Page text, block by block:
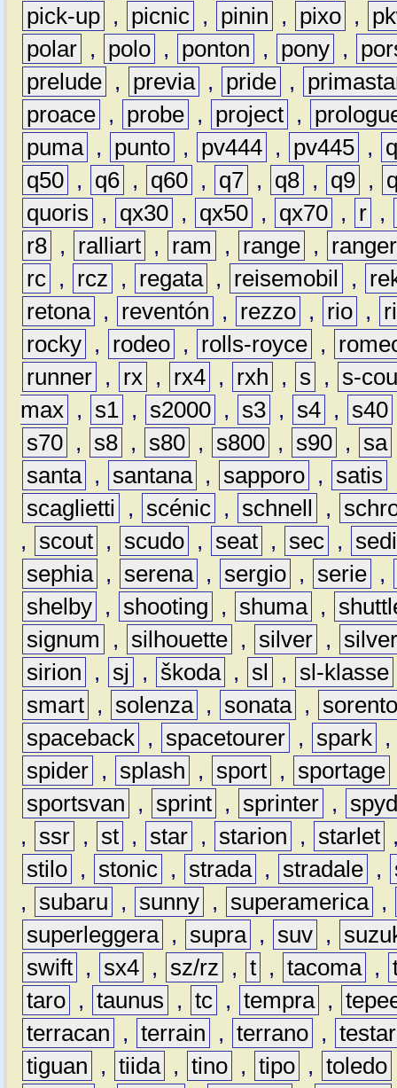
pick-up , picnic , pinin , pixo ,
polar , polo , ponton , pony ,
prelude , previa , pride ,
proace , probe , project ,
puma , punto , pv444 , pv445 ,
q50 , q6 , q60 , q7 , q8 , q9 ,
quoris
, qx30 , qx50 , qx70 , r ,
r8 , ralliart , ram , range ,
ranger
rc , rcz , regata , reisemobil ,
retona , reventón , rezzo , rio ,
rocky , rodeo , rolls-royce ,
runner , rx , rx4 , rxh , s ,
s-
max , s1 , s2000 , s3 , s4 , s40
s70 , s8 , s80 , s800 , s90 , sa
santa , santana , sapporo , satis
scaglietti
, scénic , schnell ,
,
scout , scudo , seat , sec ,
sephia , serena , sergio , serie ,
shelby , shooting , shuma ,
signum
, silhouette , silver ,
sirion
, sj , škoda , sl , sl-klasse
smart , solenza , sonata ,
spaceback , spacetourer , spark ,
spider , splash , sport , sportage
sportsvan
, sprint , sprinter ,
,
ssr , st , star , starion , starlet
stilo , stonic , strada , stradale ,
,
subaru , sunny , superamerica ,
superleggera , supra , suv ,
swift , sx4 , sz/rz , t , tacoma ,
taro , taunus , tc , tempra ,
terracan
, terrain , terrano ,
tiguan
, tiida , tino , tipo , toledo